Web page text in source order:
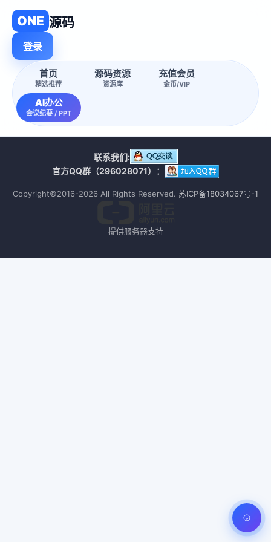
ONE 源码
首页
精选推荐
源码资源
资源库
充值会员
金币/VIP
AI办公
会议纪要 / PPT
登录
联系我们:
官方QQ群（296028071）：
Copyright©2016-2026 All Rights Reserved. 苏ICP备18034067号-1
提供服务器支持